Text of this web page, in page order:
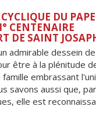
DU
CENTENAIRE
DE SAINT
admirable dessein
être à la plénitude
famille embrassant
savons aussi que,
elle est